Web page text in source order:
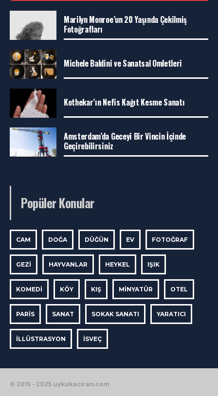
Marilyn Monroe’un 20 Yaşında Çekilmiş
Fotoğrafları
Michele Baldini ve Sanatsal Omletleri
Kothekar’ın Nefis Kağıt Kesme Sanatı
Amsterdam’da Geceyi Bir Vincin İçinde
Geçirebilirsiniz
Popüler Konular
CAM DOĞA DÜĞÜN EV FOTOĞRAF
GEZI HAYVANLAR HEYKEL IŞIK
KOMEDI KÖY KIŞ MINYATÜR OTEL
PARIS SANAT SOKAK SANATI YARATICI
İLLÜSTRASYON İSVEÇ
© 2015 - 2025 uykukaciran.com